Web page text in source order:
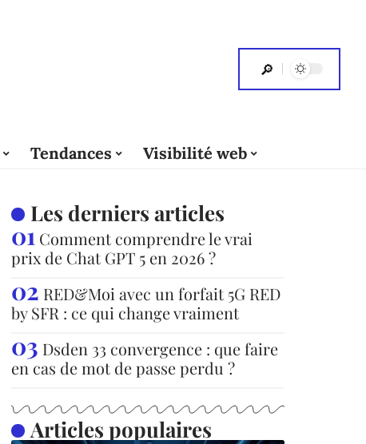
Tendances Visibilité web
Les derniers articles
Comment comprendre le vrai
prix de Chat GPT 5 en 2026 ?
RED&Moi avec un forfait 5G RED
by SFR : ce qui change vraiment
Dsden 33 convergence : que faire
en cas de mot de passe perdu ?
Articles populaires